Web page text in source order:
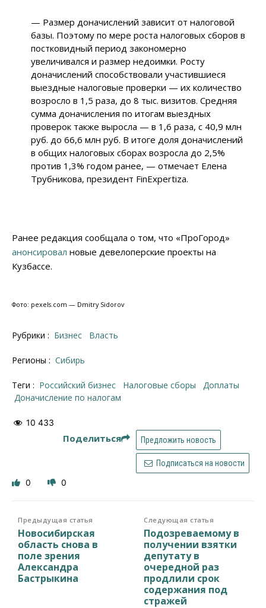
— Размер доначислений зависит от налоговой
базы. Поэтому по мере роста налоговых сборов в
постковидный период закономерно
увеличивался и размер недоимки. Росту
доначислений способствовали участившиеся
выездные налоговые проверки — их количество
возросло в 1,5 раза, до 8 тыс. визитов. Средняя
сумма доначисления по итогам выездных
проверок также выросла — в 1,6 раза, с 40,9 млн
руб. до 66,6 млн руб. В итоге доля доначислений
в общих налоговых сборах возросла до 2,5%
против 1,3% годом ранее, — отмечает Елена
Трубникова, президент FinExpertiza.
Ранее редакция сообщала о том, что «ПроГород»
анонсировал новые девелоперские проекты на
Кузбассе.
Фото: pexels.com — Dmitry Sidorov
Рубрики : Бизнес Власть
Регионы : Сибирь
Теги : российский бизнес налоговые сборы
доплаты
доначисление по налогам
10 433
Поделиться Предложить новость
Подписаться на новости
0 0
Предыдущая статья
Новосибирская
область снова в
поле зрения
Александра
Бастрыкина
Следующая статья
Подозреваемому в
получении взятки
депутату в
очередной раз
продлили срок
содержания под
стражей